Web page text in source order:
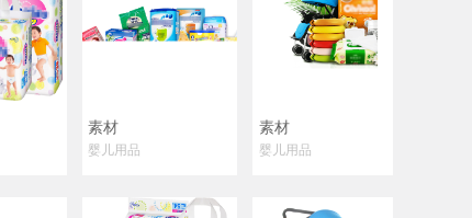
卡通动物 动物
人物
素材
婴儿用品
素材
婴儿用品